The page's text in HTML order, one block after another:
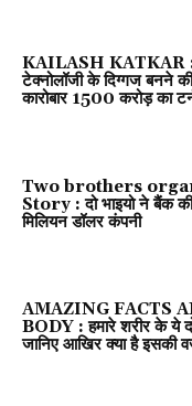
KAILASH KATKAR :
टेक्नोलॉजी के दिग्गज बनने
कारोबार 1500 करोड़ का
Two brothers
Story : दो भाइयो ने बैंक
मिलियन डॉलर कंपनी
AMAZING FACTS
BODY : हमारे शरीर के ये
जानिए आखिर क्या है इसकी